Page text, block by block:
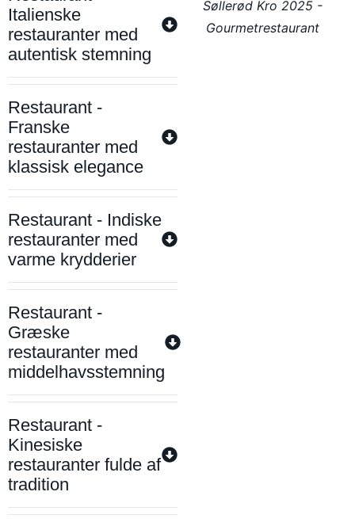
Italienske
restauranter med
autentisk stemning
Restaurant -
Franske
restauranter med
klassisk elegance
Restaurant - Indiske
restauranter med
varme krydderier
Restaurant -
Græske
restauranter med
middelhavsstemning
Restaurant -
Kinesiske
restauranter fulde af
tradition
Søllerød Kro 2025 -
Gourmetrestaurant